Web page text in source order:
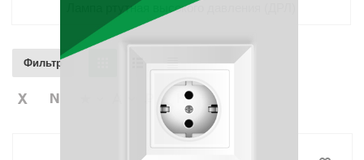
Лампа ртутная высокого давления (ДРЛ)
Фильтр